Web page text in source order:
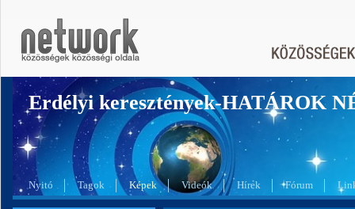
Erdélyi keresztények-HATÁROK
Nyitó Tagok Képek Videók Hírek Fórum